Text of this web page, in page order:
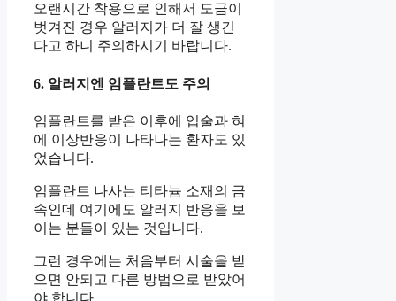
오랜시간 착용으로 인해서 도금이
벗겨진 경우 알러지가 더 잘 생긴
다고 하니 주의하시기 바랍니다.
6. 알러지엔 임플란트도 주의
임플란트를 받은 이후에 입술과 혀
에 이상반응이 나타나는 환자도 있
었습니다.
임플란트 나사는 티타늄 소재의 금
속인데 여기에도 알러지 반응을 보
이는 분들이 있는 것입니다.
그런 경우에는 처음부터 시술을 받
으면 안되고 다른 방법으로 받았어
야 합니다.